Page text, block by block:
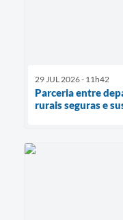
29 JUL 2026 - 11h42
Parceria entre
rurais seguras e